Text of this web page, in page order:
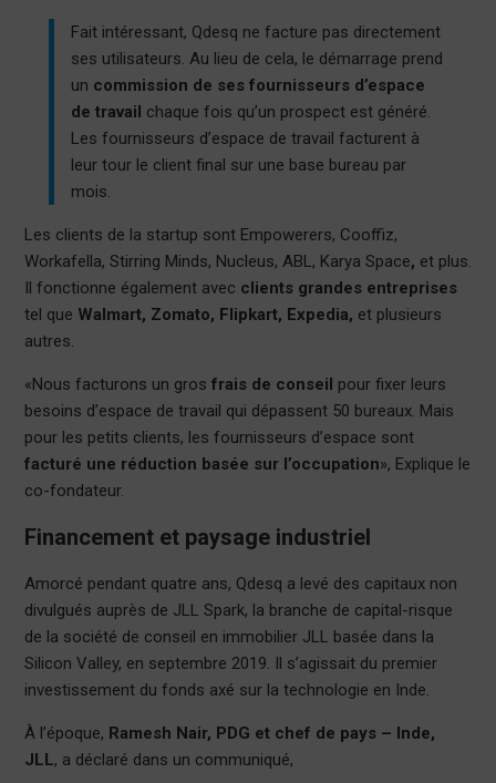
Fait intéressant, Qdesq ne facture pas directement
ses utilisateurs. Au lieu de cela, le démarrage prend
un commission de ses fournisseurs d’espace
de travail chaque fois qu’un prospect est généré.
Les fournisseurs d’espace de travail facturent à
leur tour le client final sur une base bureau par
mois.
Les clients de la startup sont Empowerers, Cooffiz,
Workafella, Stirring Minds, Nucleus, ABL, Karya Space, et plus.
Il fonctionne également avec clients grandes entreprises
tel que Walmart, Zomato, Flipkart, Expedia, et plusieurs
autres.
«Nous facturons un gros frais de conseil pour fixer leurs
besoins d’espace de travail qui dépassent 50 bureaux. Mais
pour les petits clients, les fournisseurs d’espace sont
facturé une réduction basée sur l’occupation», Explique le
co-fondateur.
Financement et paysage industriel
Amorcé pendant quatre ans, Qdesq a levé des capitaux non
divulgués auprès de JLL Spark, la branche de capital-risque
de la société de conseil en immobilier JLL basée dans la
Silicon Valley, en septembre 2019. Il s’agissait du premier
investissement du fonds axé sur la technologie en Inde.
À l’époque, Ramesh Nair, PDG et chef de pays – Inde,
JLL, a déclaré dans un communiqué,